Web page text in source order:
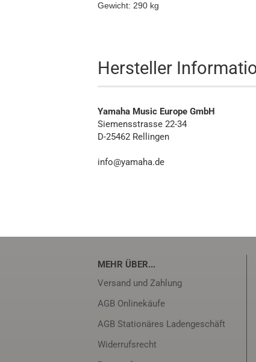
Gewicht: 290 kg
Hersteller
Yamaha Music Europe GmbH
Siemensstrasse 22-34
D-25462 Rellingen
info@yamaha.de
MEHR ÜBER...
Versand und Zahlung
AGB Onlinekäufe
AGB Stationäres Ladengeschäft
Widerrufsrecht